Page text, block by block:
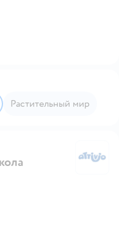
Растительный мир